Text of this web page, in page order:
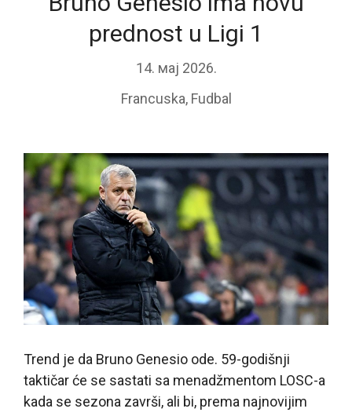
prednost u Ligi 1
14. мај 2026.
Francuska, Fudbal
Trend je da Bruno Genesio ode. 59-godišnji
taktičar će se sastati sa menadžmentom LOSC-a
kada se sezona završi, ali bi, prema najnovijim